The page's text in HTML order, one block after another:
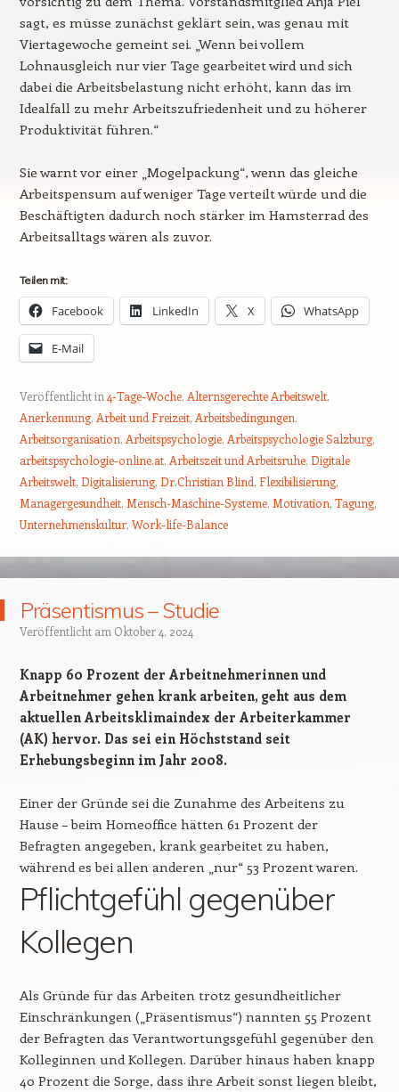
sagt, es müsse zunächst geklärt sein, was genau mit
Viertagewoche gemeint sei. „Wenn bei vollem
Lohnausgleich nur vier Tage gearbeitet wird und sich
dabei die Arbeitsbelastung nicht erhöht, kann das im
Idealfall zu mehr Arbeitszufriedenheit und zu höherer
Produktivität führen.“
Sie warnt vor einer „Mogelpackung“, wenn das gleiche
Arbeitspensum auf weniger Tage verteilt würde und die
Beschäftigten dadurch noch stärker im Hamsterrad des
Arbeitsalltags wären als zuvor.
Teilen mit:
Facebook LinkedIn X WhatsApp
E-Mail
Veröffentlicht in 4-Tage-Woche, Alternsgerechte Arbeitswelt,
Anerkennung, Arbeit und Freizeit, Arbeitsbedingungen,
Arbeitsorganisation, Arbeitspsychologie, Arbeitspsychologie Salzburg,
arbeitspsychologie-online.at, Arbeitszeit und Arbeitsruhe, Digitale
Arbeitswelt, Digitalisierung, Dr.Christian Blind, Flexibilisierung,
Managergesundheit, Mensch-Maschine-Systeme, Motivation, Tagung,
Unternehmenskultur, Work-life-Balance
Präsentismus – Studie
Veröffentlicht am Oktober 4, 2024
Knapp 60 Prozent der Arbeitnehmerinnen und
Arbeitnehmer gehen krank arbeiten, geht aus dem
aktuellen Arbeitsklimaindex der Arbeiterkammer
(AK) hervor. Das sei ein Höchststand seit
Erhebungsbeginn im Jahr 2008.
Einer der Gründe sei die Zunahme des Arbeitens zu
Hause – beim Homeoffice hätten 61 Prozent der
Befragten angegeben, krank gearbeitet zu haben,
während es bei allen anderen „nur“ 53 Prozent waren.
Pflichtgefühl gegenüber
Kollegen
Als Gründe für das Arbeiten trotz gesundheitlicher
Einschränkungen („Präsentismus“) nannten 55 Prozent
der Befragten das Verantwortungsgefühl gegenüber den
Kolleginnen und Kollegen. Darüber hinaus haben knapp
40 Prozent die Sorge, dass ihre Arbeit sonst liegen bleibt,